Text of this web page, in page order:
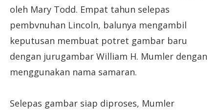
oleh Mary Todd. Empat tahun selepas
pembvnuhan Lincoln, balunya mengambil
keputusan membuat potret gambar baru
dengan jurugambar William H. Mumler dengan
menggunakan nama samaran.
Selepas gambar siap diproses, Mumler